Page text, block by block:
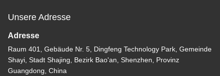
Unsere Adresse
Adresse
Raum 401, Gebäude Nr. 5, Dingfeng Technology Park, Gemeinde
Shayi, Stadt Shajing, Bezirk Bao'an, Shenzhen, Provinz
Guangdong, China